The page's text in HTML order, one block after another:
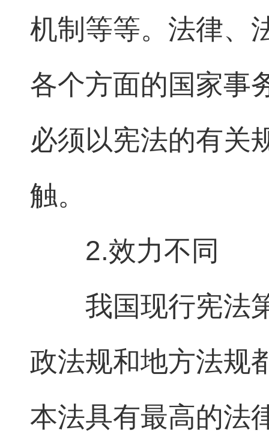
机制等等。法律、
各个方面的国家事
必须以宪法的有关
触。
2.效力不同
我国现行宪法
政法规和地方法规
本法具有最高的法